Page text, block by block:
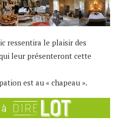
ressentira le plaisir des
leur présenteront cette
est au « chapeau ».